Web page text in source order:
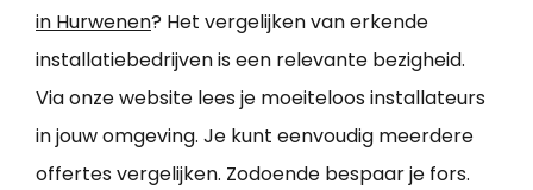
in Hurwenen? Het vergelijken van erkende
installatiebedrijven is een relevante bezigheid.
Via onze website lees je moeiteloos installateurs
in jouw omgeving. Je kunt eenvoudig meerdere
offertes vergelijken. Zodoende bespaar je fors.